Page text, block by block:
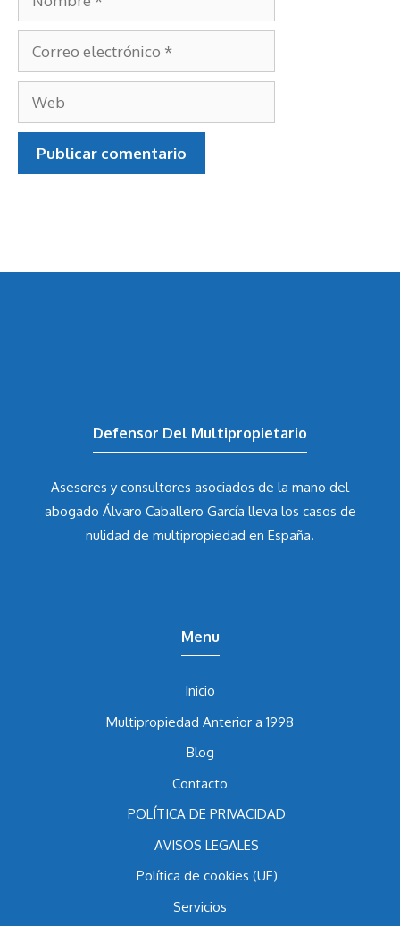
Correo
electrónico
Web
Defensor Del Multipropietario
Asesores y consultores asociados de la mano del
abogado Álvaro Caballero García lleva los casos de
nulidad de multipropiedad en España.
Menu
Inicio
Multipropiedad Anterior a 1998
Blog
Contacto
POLÍTICA DE PRIVACIDAD
AVISOS LEGALES
Política de cookies (UE)
Servicios